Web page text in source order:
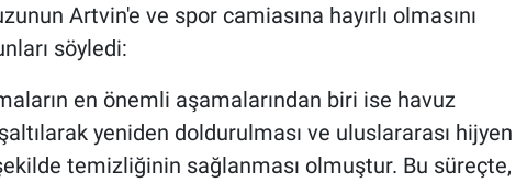
Artvin'e ve spor camiasına hayırlı olmasını
söyledi:
en önemli aşamalarından biri ise havuz
yeniden doldurulması ve uluslararası hijyen
temizliğinin sağlanması olmuştur. Bu süreçte,